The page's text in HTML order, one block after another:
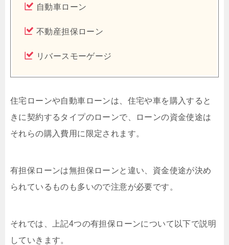
自動車ローン
不動産担保ローン
リバースモーゲージ
住宅ローンや自動車ローンは、住宅や車を購入すると
きに契約するタイプのローンで、ローンの資金使途は
それらの購入費用に限定されます。
有担保ローンは無担保ローンと違い、資金使途が決め
られているものも多いので注意が必要です。
それでは、上記4つの有担保ローンについて以下で説明
していきます。